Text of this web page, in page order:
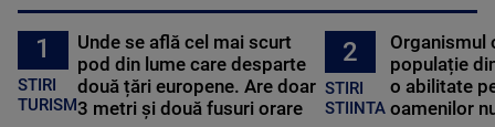
1
STIRI
TURISM
Unde se află cel mai scurt
pod din lume care desparte
două țări europene. Are doar
3 metri și două fusuri orare
2
STIRI
STIINTA
Organismul
populație
o abilitate
oamenilor